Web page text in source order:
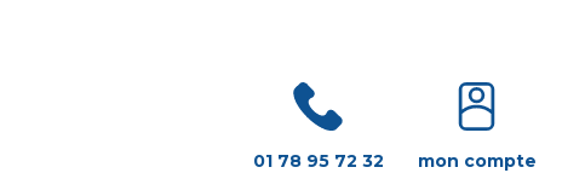
01 78 95 72 32 mon compte